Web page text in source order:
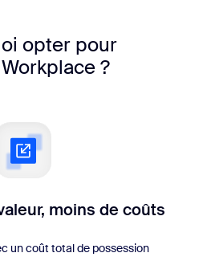
opter pour
?
moins de coûts
un coût total de possession